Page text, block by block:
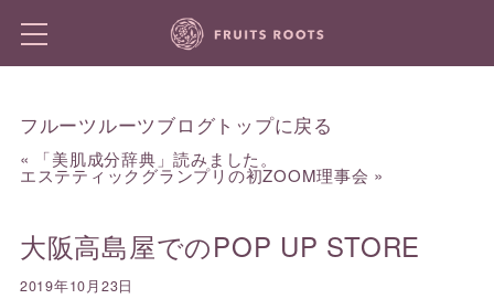
フルーツルーツブログトップに戻る
« 「美肌成分辞典」読みました。
エステティックグランプリの初ZOOM理事会 »
大阪高島屋でのPOP UP STORE
2019年10月23日